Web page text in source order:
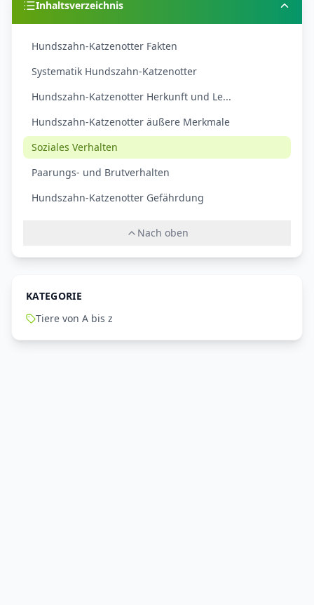
Inhaltsverzeichnis
Hundszahn-Katzenotter Fakten
Systematik Hundszahn-Katzenotter
Hundszahn-Katzenotter Herkunft und Le...
Hundszahn-Katzenotter äußere Merkmale
Soziales Verhalten
Paarungs- und Brutverhalten
Hundszahn-Katzenotter Gefährdung
Nach oben
KATEGORIE
Tiere von A bis z